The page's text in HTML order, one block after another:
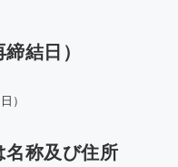
結日）
）
名称及び住所